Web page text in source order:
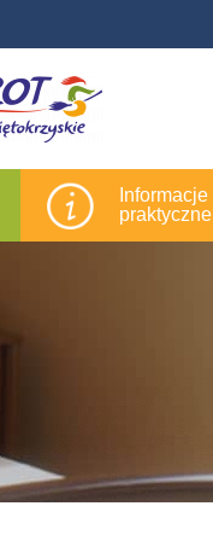
Informacje
praktyczne